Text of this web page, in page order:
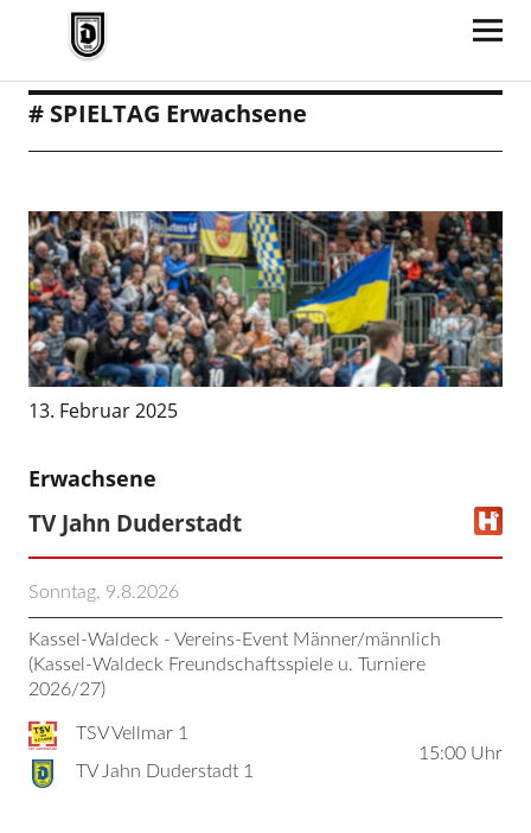
TV Jahn Duderstadt
# SPIELTAG Erwachsene
13. Februar 2025
Erwachsene
TV Jahn Duderstadt
Sonntag, 9.8.2026
Kassel-Waldeck - Vereins-Event Männer/männlich
(Kassel-Waldeck Freundschaftsspiele u. Turniere
2026/27)
TSV Vellmar 1
TV Jahn Duderstadt 1
15:00 Uhr